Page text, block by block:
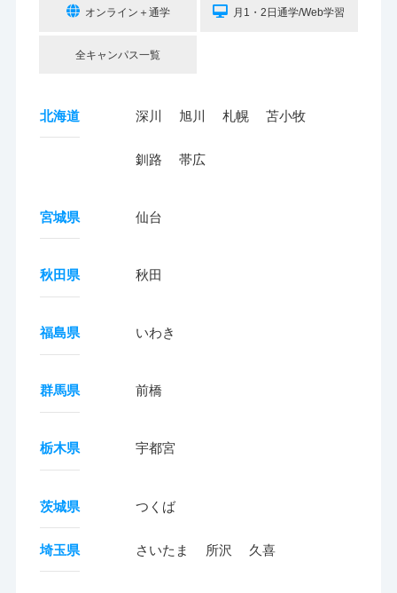
オンライン＋通学 月1・2日通学/Web学習
全キャンパス一覧
北海道 深川 旭川 札幌 苫小牧
釧路 帯広
宮城県 仙台
秋田県 秋田
福島県 いわき
群馬県 前橋
栃木県 宇都宮
茨城県 つくば
埼玉県 さいたま 所沢 久喜